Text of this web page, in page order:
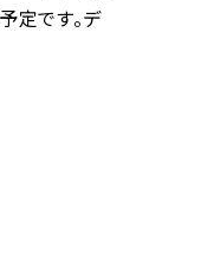
定です。デ